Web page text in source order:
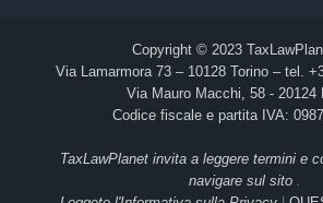
Copyright © 2023
Via Lamarmora 73 – 10128 Torino – tel.
Via Mauro Macchi, 58 - 20124
Codice fiscale e partita IVA:
TaxLawPlanet invita a leggere termini e
navigare sul sito